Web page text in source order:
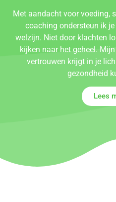
Met aandacht voor voeding,
coaching ondersteun ik
welzijn. Niet door klachten
kijken naar het geheel.
vertrouwen krijgt in je
gezondheid
Lees